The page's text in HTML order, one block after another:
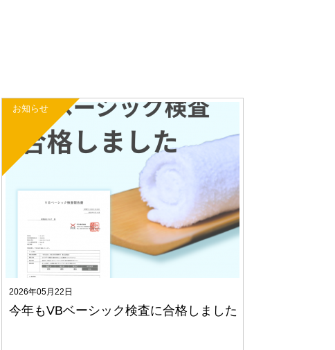
2026年05月22日
今年もVBベーシック検査に合格しました